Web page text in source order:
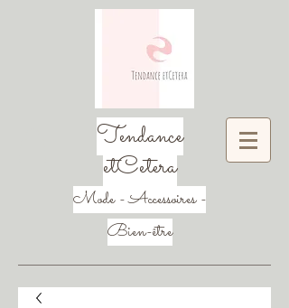
Tendance
etCetera
Mode - Accessoires -
Bien-être